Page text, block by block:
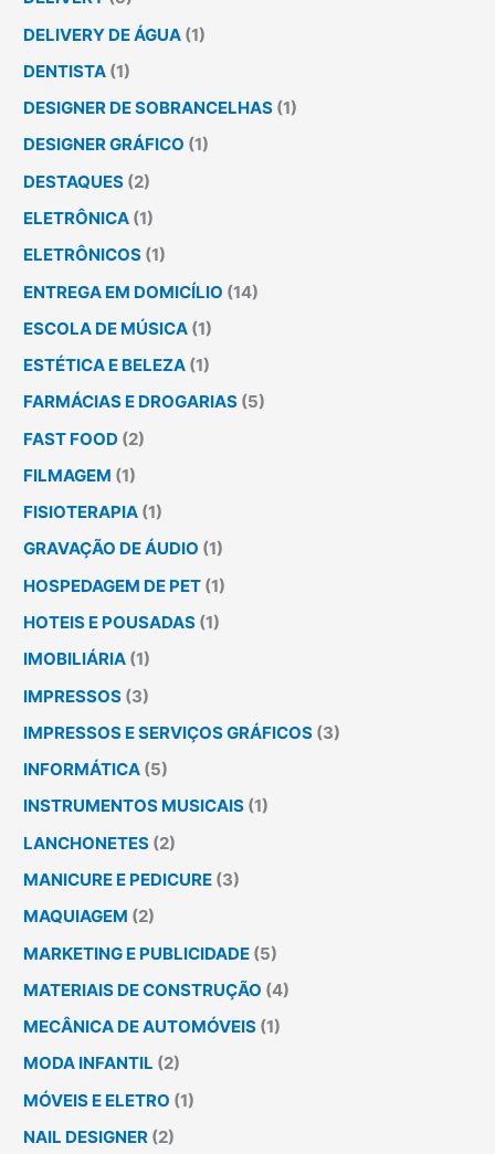
DELIVERY DE ÁGUA (1)
DENTISTA (1)
DESIGNER DE SOBRANCELHAS (1)
DESIGNER GRÁFICO (1)
DESTAQUES (2)
ELETRÔNICA (1)
ELETRÔNICOS (1)
ENTREGA EM DOMICÍLIO (14)
ESCOLA DE MÚSICA (1)
ESTÉTICA E BELEZA (1)
FARMÁCIAS E DROGARIAS (5)
FAST FOOD (2)
FILMAGEM (1)
FISIOTERAPIA (1)
GRAVAÇÃO DE ÁUDIO (1)
HOSPEDAGEM DE PET (1)
HOTEIS E POUSADAS (1)
IMOBILIÁRIA (1)
IMPRESSOS (3)
IMPRESSOS E SERVIÇOS GRÁFICOS (3)
INFORMÁTICA (5)
INSTRUMENTOS MUSICAIS (1)
LANCHONETES (2)
MANICURE E PEDICURE (3)
MAQUIAGEM (2)
MARKETING E PUBLICIDADE (5)
MATERIAIS DE CONSTRUÇÃO (4)
MECÂNICA DE AUTOMÓVEIS (1)
MODA INFANTIL (2)
MÓVEIS E ELETRO (1)
NAIL DESIGNER (2)